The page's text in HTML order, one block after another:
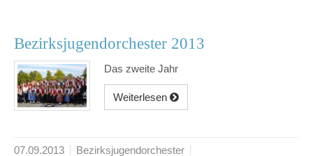
Bezirksjugendorchester 2013
Das zweite Jahr
Weiterlesen
07.09.2013
Bezirksjugendorchester